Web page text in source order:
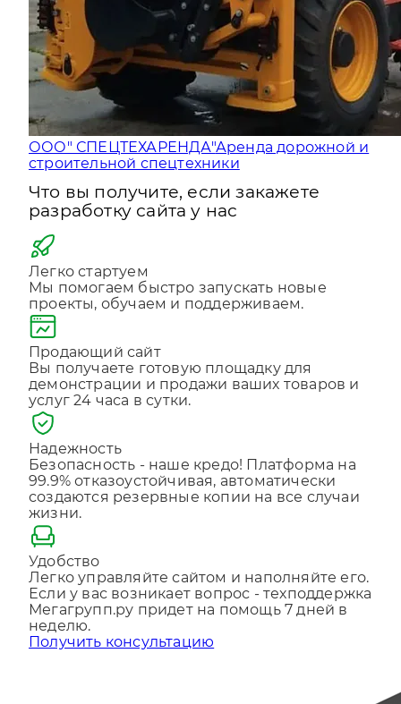
ООО" СПЕЦТЕХАРЕНДА"Аренда дорожной и
Что вы получите, если закажете
разработку сайта у нас
Легко стартуем
Мы помогаем быстро запускать новые
проекты, обучаем и поддерживаем.
Продающий сайт
Вы получаете готовую площадку для
демонстрации и продажи ваших товаров и
услуг 24 часа в сутки.
Надежность
Безопасность - наше кредо! Платформа на
99.9% отказоустойчивая, автоматически
создаются резервные копии на все случаи
жизни.
Удобство
Легко управляйте сайтом и наполняйте его.
Если у вас возникает вопрос - техподдержка
Мегагрупп.ру придет на помощь 7 дней в
неделю.
Отправляя форму, Вы принимаете
конфиденциальности